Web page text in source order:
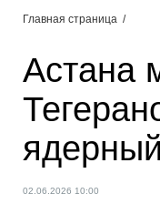
Главная страница /
Астана
02.06.2026 10:00